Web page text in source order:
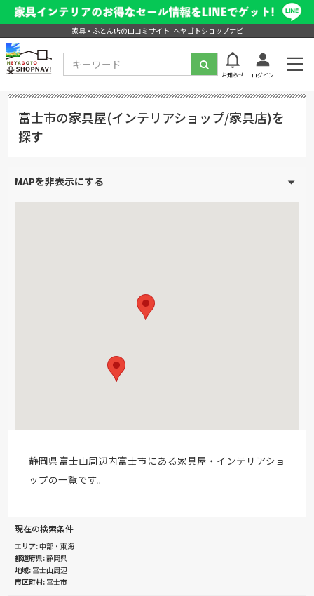
家具・ふとん店の口コミサイト ヘヤゴトショップナビ
お知らせ ログイン
富士市の家具屋(インテリアショップ/家具店)を
探す
静岡県富士山周辺内富士市にある家具屋・インテリアショ
ップの一覧です。
現在の検索条件
エリア 中部・東海
都道府県 静岡県
地域 富士山周辺
市区町村 富士市